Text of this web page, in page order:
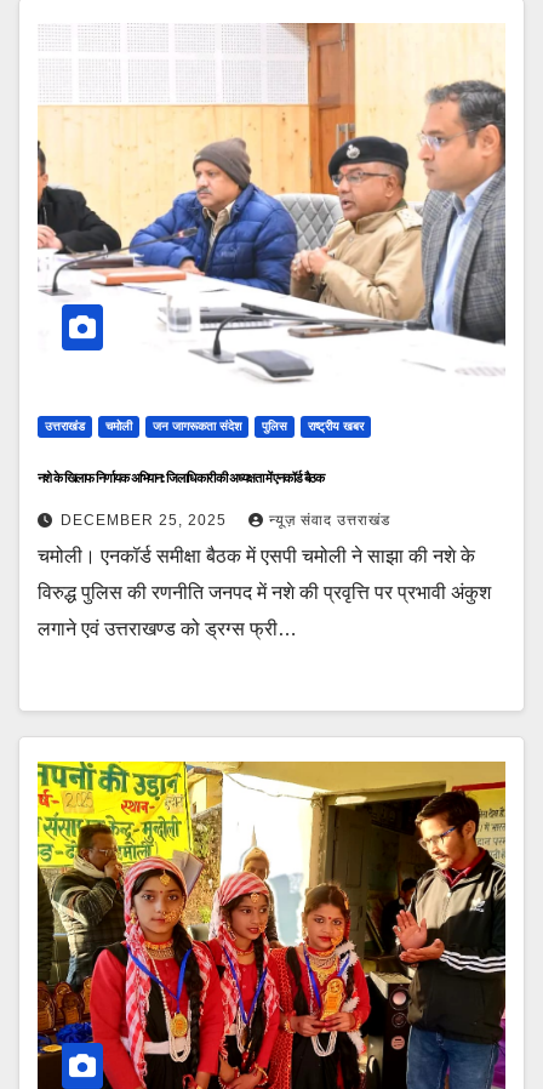
उत्तराखंड चमोली जन जागरूकता संदेश पुलिस राष्ट्रीय खबर
नशे के खिलाफ निर्णायक अभियान: जिलाधिकारी की अध्यक्षता में एनकॉर्ड बैठक
DECEMBER 25, 2025 न्यूज़ संवाद उत्तराखंड
चमोली। एनकॉर्ड समीक्षा बैठक में एसपी चमोली ने साझा की नशे के
विरुद्ध पुलिस की रणनीति जनपद में नशे की प्रवृत्ति पर प्रभावी अंकुश
लगाने एवं उत्तराखण्ड को ड्रग्स फ्री…